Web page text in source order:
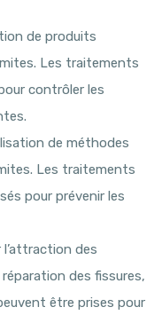
de produits
Les traitements
contrôler les
de méthodes
Les traitements
pour prévenir les
l’attraction des
des fissures,
être prises pour